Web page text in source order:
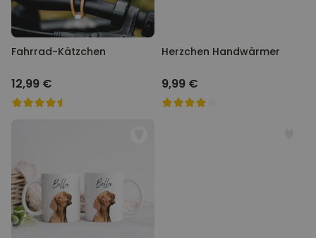
Fahrrad-Kätzchen
12,99 €
Herzchen Handwärmer
9,99 €